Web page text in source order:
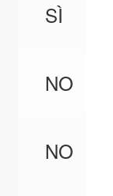
SÌ
NO
NO